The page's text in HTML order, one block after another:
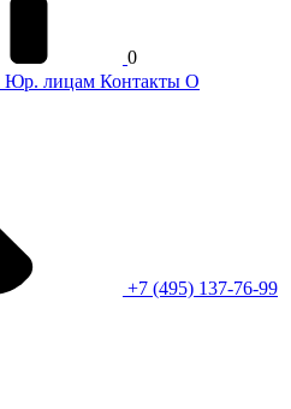
0
Юр. лицам Контакты О
+7 (495) 137-76-99